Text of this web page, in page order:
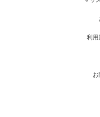
【TV】
利用
お